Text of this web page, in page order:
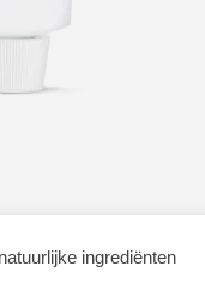
ingrediënten